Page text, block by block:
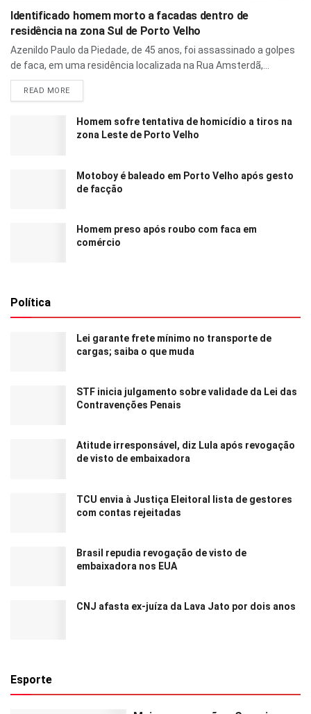
Identificado homem morto a facadas dentro de
residência na zona Sul de Porto Velho
Azenildo Paulo da Piedade, de 45 anos, foi assassinado a golpes
de faca, em uma residência localizada na Rua Amsterdã,...
READ MORE
Homem sofre tentativa de homicídio a tiros na
zona Leste de Porto Velho
Motoboy é baleado em Porto Velho após gesto
de facção
Homem preso após roubo com faca em
comércio
Política
Lei garante frete mínimo no transporte de
cargas; saiba o que muda
STF inicia julgamento sobre validade da Lei das
Contravenções Penais
Atitude irresponsável, diz Lula após revogação
de visto de embaixadora
TCU envia à Justiça Eleitoral lista de gestores
com contas rejeitadas
Brasil repudia revogação de visto de
embaixadora nos EUA
CNJ afasta ex-juíza da Lava Jato por dois anos
Esporte